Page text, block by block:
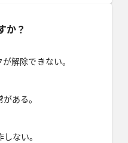
か？
解除できない。
ある。
ない。